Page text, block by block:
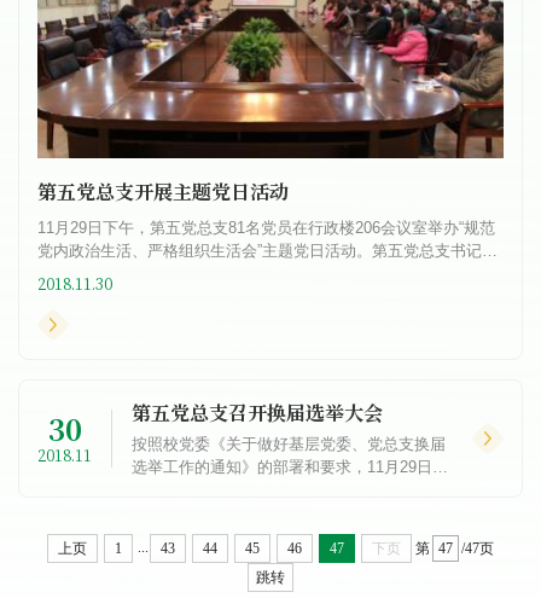
第五党总支开展主题党日活动
11月29日下午，第五党总支81名党员在行政楼206会议室举办“规范
党内政治生活、严格组织生活会”主题党日活动。第五党总支书记乔
2018.11.30
30
2018.11
第五党总支召开换届选举大会
按照校党委《关于做好基层党委、党总支换届
选举工作的通知》的部署和要求，11月29日下
加大会。会...
上页 1 ... 43 44 45 46 47 下页 第
/47页
跳转